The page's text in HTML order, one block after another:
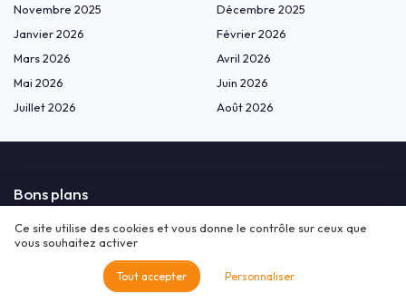
Novembre 2025
Décembre 2025
Janvier 2026
Février 2026
Mars 2026
Avril 2026
Mai 2026
Juin 2026
Juillet 2026
Août 2026
Bons plans
Aliments
Huiles Essentielles
Huiles essentielles
Ce site utilise des cookies et vous donne le contrôle sur ceux que
vous souhaitez activer
Tout accepter Personnaliser